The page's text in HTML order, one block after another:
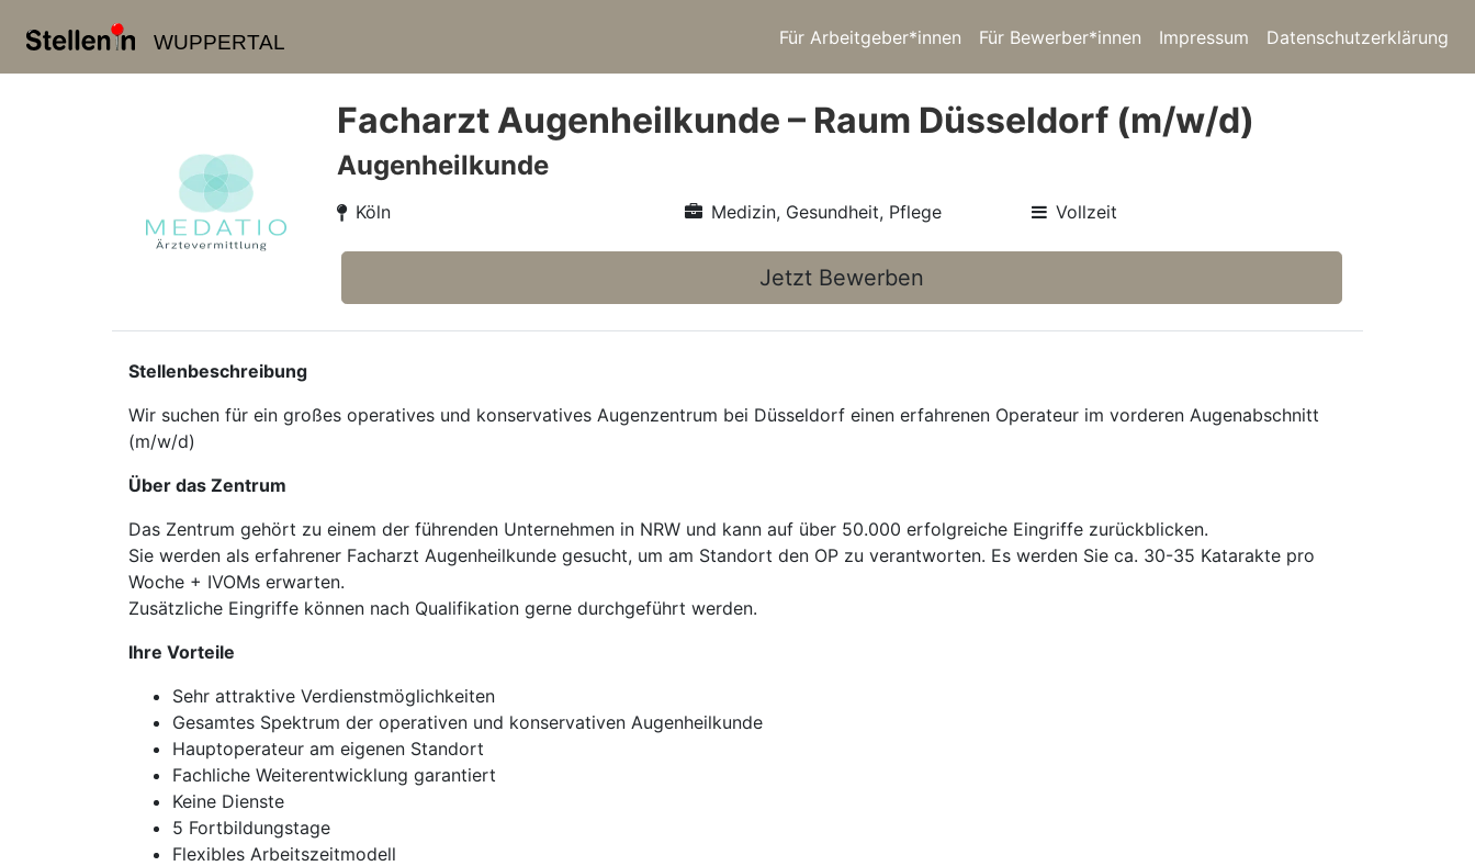
WUPPERTAL Für Arbeitgeber*innen Für Bewerber*innen Impressum Datenschutzerklärung
Facharzt Augenheilkunde – Raum Düsseldorf (m/w/d)
Augenheilkunde
Köln Medizin, Gesundheit, Pflege Vollzeit
Jetzt Bewerben
Stellenbeschreibung
Wir suchen für ein großes operatives und konservatives Augenzentrum bei Düsseldorf einen erfahrenen Operateur im vorderen Augenabschnitt
(m/w/d)
Über das Zentrum
Das Zentrum gehört zu einem der führenden Unternehmen in NRW und kann auf über 50.000 erfolgreiche Eingriffe zurückblicken.
Sie werden als erfahrener Facharzt Augenheilkunde gesucht, um am Standort den OP zu verantworten. Es werden Sie ca. 30-35 Katarakte pro
Woche + IVOMs erwarten.
Zusätzliche Eingriffe können nach Qualifikation gerne durchgeführt werden.
Ihre Vorteile
Sehr attraktive Verdienstmöglichkeiten
Gesamtes Spektrum der operativen und konservativen Augenheilkunde
Hauptoperateur am eigenen Standort
Fachliche Weiterentwicklung garantiert
Keine Dienste
5 Fortbildungstage
Flexibles Arbeitszeitmodell